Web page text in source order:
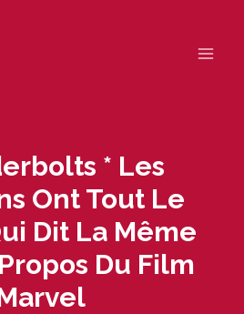
* Les
Ont Tout Le
Dit La Même
Du Film